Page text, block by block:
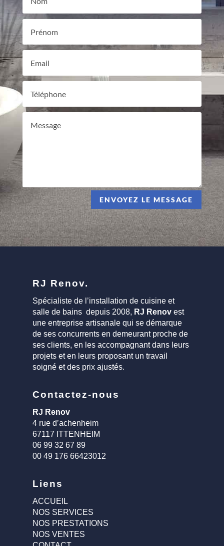
ENVOYEZ LE MESSAGE
RJ Renov.
Spécialiste de l’installation de cuisine et
salle de bains depuis 2008, RJ Renov est
une entreprise artisanale qui se démarque
de ses concurrents en demeurant proche de
ses clients, en les accompagnant dans leurs
projets et en leurs proposant un travail
soigné et des prix ajustés.
Contactez-nous
RJ Renov
4 rue d’achenheim
67117 ITTENHEIM
06 99 32 67 89
00 49 176 66423012
Liens
ACCUEIL
NOS SERVICES
NOS PRESTATIONS
NOS VENTES